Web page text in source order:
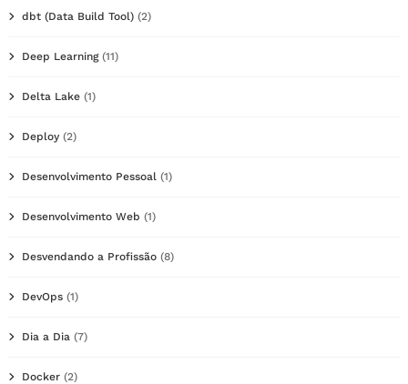
dbt (Data Build Tool) (2)
Deep Learning(11)
Delta Lake (1)
Deploy (2)
Desenvolvimento Pessoal (1)
Desenvolvimento Web (1)
Desvendando a Profissão (8)
DevOps (1)
Dia a Dia (7)
Docker (2)